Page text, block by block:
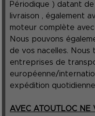
Périodique ) datant
livraison , également
moteur complète
Nous pouvons
de vos nacelles. Nous
entreprises de
européenne/
expédition
AVEC ATOUTLOC NE